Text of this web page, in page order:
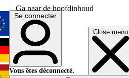
Ga naar de hoofdinhoud
Close menu
English
Deutsch
Se connecter
Vous êtes déconnecté.